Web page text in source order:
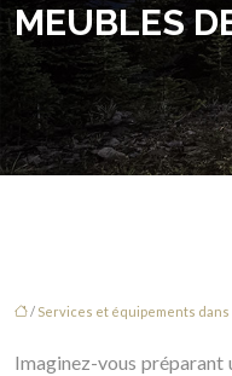
MEUBLES
/ Services et équipements dans
Imaginez-vous préparant